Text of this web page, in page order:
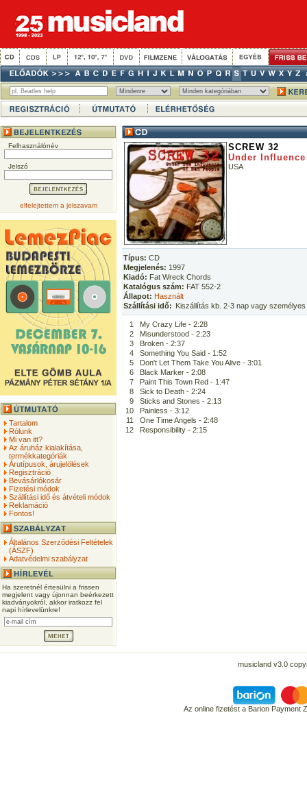
Felhasználónév
Jelszó
elfelejtettem a jelszavam
Tartalom
Rólunk
Mi van itt?
Az áruház kialakítása,
termékkategóriák
Árutípusok, árujelölések
Regisztráció
Bevásárlókosár
Fizetési módok
Szállítási idő és átvételi módok
Reklamáció
Fontos!
Általános Szerződési Feltételek
(ÁSZF)
Adatvédelmi szabályzat
Ha szeretnél értesülni a frissen
megjelent vagy újonnan beérkezett
kiadványokról, akkor iratkozz fel
napi hírlevelünkre!
SCREW 32
Under
USA
Típus: CD
Megjelenés: 1997
Kiadó: Fat Wreck Chords
Katalógus szám: FAT 552-2
Állapot: Használt
Szállítási idő: Kiszállítás kb. 2-3 nap vagy
1
My Crazy Life - 2:28
2
Misunderstood - 2:23
3
Broken - 2:37
4
Something You Said - 1:52
5
Don't Let Them Take You Alive - 3:01
6
Black Marker - 2:08
7
Paint This Town Red - 1:47
8
Sick to Death - 2:24
9
Sticks and Stones - 2:13
10
Painless - 3:12
11
One Time Angels - 2:48
12
Responsibility - 2:15
musicland v3.0
Az online fizetést a Barion Payment